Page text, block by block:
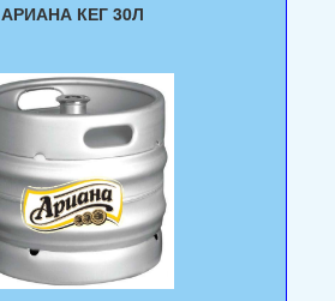
АРИАНА КЕГ 30Л